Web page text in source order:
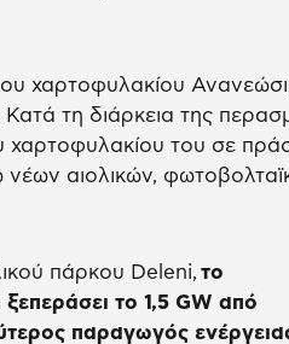
χαρτοφυλακίου
τη διάρκεια της
του σε
νέων αιολικών,
πάρκου Deleni, το
το 1,5 GW από
παραγωγός